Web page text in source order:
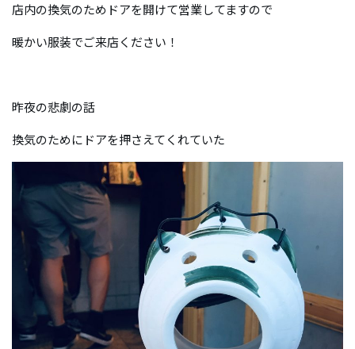
店内の換気のためドアを開けて営業してますので
暖かい服装でご来店ください！
昨夜の悲劇の話
換気のためにドアを押さえてくれていた